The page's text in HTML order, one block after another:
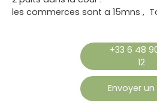
les commerces sont a 15mns ,
+33 6 48
12
Envoyer